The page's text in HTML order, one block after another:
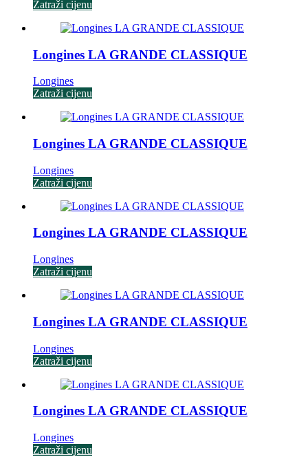
Zatraži cijenu
Longines LA GRANDE CLASSIQUE
Longines
Zatraži cijenu
Longines LA GRANDE CLASSIQUE
Longines
Zatraži cijenu
Longines LA GRANDE CLASSIQUE
Longines
Zatraži cijenu
Longines LA GRANDE CLASSIQUE
Longines
Zatraži cijenu
Longines LA GRANDE CLASSIQUE
Longines
Zatraži cijenu